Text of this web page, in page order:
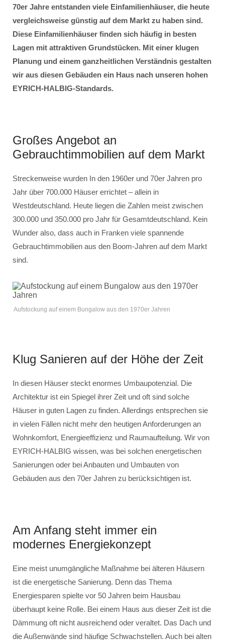
70er Jahre entstanden viele Einfamilienhäuser, die heute
vergleichsweise günstig auf dem Markt zu haben sind.
Diese Einfamilienhäuser finden sich häufig in besten
Lagen mit attraktiven Grundstücken. Mit einer klugen
Planung und einem ganzheitlichen Verständnis gestalten
wir aus diesen Gebäuden ein Haus nach unseren hohen
EYRICH-HALBIG-Standards.
Großes Angebot an
Gebrauchtimmobilien auf dem Markt
Streckenweise wurden In den 1960er und 70er Jahren pro
Jahr über 700.000 Häuser errichtet – allein in
Westdeutschland. Heute liegen die Zahlen meist zwischen
300.000 und 350.000 pro Jahr für Gesamtdeutschland. Kein
Wunder also, dass auch in Franken viele spannende
Gebrauchtimmobilien aus den Boom-Jahren auf dem Markt
sind.
Aufstockung auf einem Bungalow aus den 1970er Jahren
Klug Sanieren auf der Höhe der Zeit
In diesen Häuser steckt enormes Umbaupotenzial. Die
Architektur ist ein Spiegel ihrer Zeit und oft sind solche
Häuser in guten Lagen zu finden. Allerdings entsprechen sie
in vielen Fällen nicht mehr den heutigen Anforderungen an
Wohnkomfort, Energieeffizienz und Raumaufteilung. Wir von
EYRICH-HALBIG wissen, was bei solchen energetischen
Sanierungen oder bei Anbauten und Umbauten von
Gebäuden aus den 70er Jahren zu berücksichtigen ist.
Am Anfang steht immer ein
modernes Energiekonzept
Eine meist unumgängliche Maßnahme bei älteren Häusern
ist die energetische Sanierung. Denn das Thema
Energiesparen spielte vor 50 Jahren beim Hausbau
überhaupt keine Rolle. Bei einem Haus aus dieser Zeit ist die
Dämmung oft nicht ausreichend oder veraltet. Das Dach und
die Außenwände sind häufige Schwachstellen. Auch bei alten